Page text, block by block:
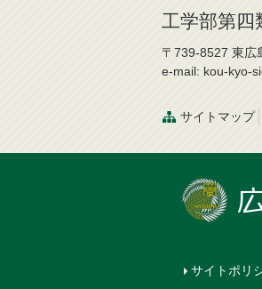
工学部第四
〒739-8527 東広
e-mail: kou-kyo-
サイトマップ
サイトポリ